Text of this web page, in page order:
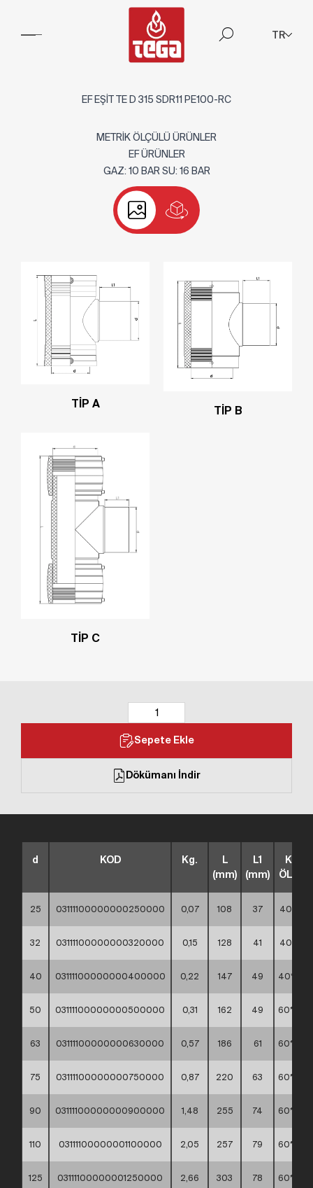
TR
EF EŞİT TE D 315 SDR11 PE100-RC
METRİK ÖLÇÜLÜ ÜRÜNLER
EF ÜRÜNLER
GAZ: 10 BAR SU: 16 BAR
TİP A
TİP B
TİP C
Sepete Ekle
Dökümanı İndir
d KOD Kg.
L
(mm)
L1
(mm)
KUTU
25 03111100000000250000 0,07 108 37
32 03111100000000320000 0,15 128 41
40 03111100000000400000 0,22 147 49
50 03111100000000500000 0,31 162 49
63 03111100000000630000 0,57 186 61
75 03111100000000750000 0,87 220 63
90 03111100000000900000 1,48 255 74
110 03111100000001100000 2,05 257 79
125 03111100000001250000 2,66 303 78